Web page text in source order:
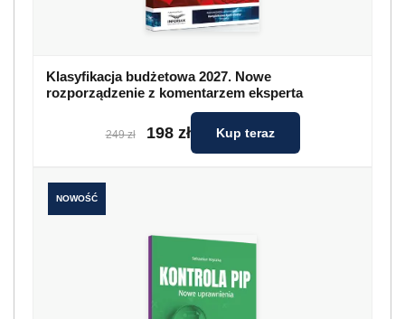
Klasyfikacja budżetowa 2027. Nowe
rozporządzenie z komentarzem eksperta
249 zł 198 zł Kup teraz
NOWOŚĆ